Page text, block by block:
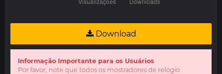
Download
Informação Importante para os Usuários
Por favor, note que todos os mostradores de relógio